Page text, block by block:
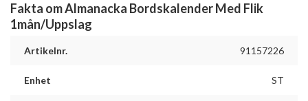
Fakta om Almanacka Bordskalender Med Flik
1mån/Uppslag
Artikelnr. 91157226
Enhet ST